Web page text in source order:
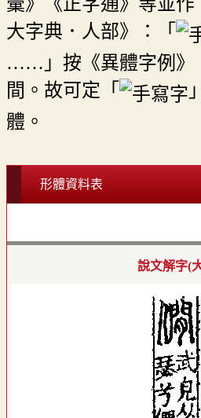
大字典．人部》：「
……」按《異體字例》
間。故可定「
體。
形體資料表
說文解字(